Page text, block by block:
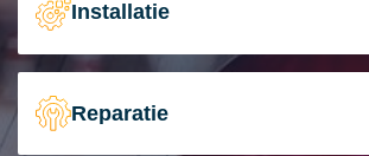
Installatie
Reparatie